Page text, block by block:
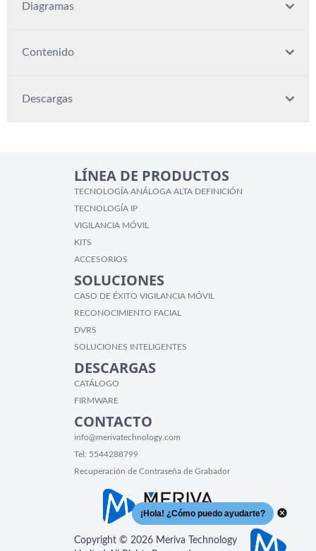
Diagramas
Contenido
Descargas
LÍNEA DE PRODUCTOS
TECNOLOGÍA ANÁLOGA ALTA DEFINICIÓN
TECNOLOGÍA IP
VIGILANCIA MÓVIL
KITS
ACCESORIOS
SOLUCIONES
CASO DE ÉXITO VIGILANCIA MÓVIL
RECONOCIMIENTO FACIAL
DVRS
SOLUCIONES INTELIGENTES
DESCARGAS
CATÁLOGO
FIRMWARE
CONTACTO
info@merivatechnology.com
Tel: 5544288799
Recuperación de Contraseña de Grabador
Copyright © 2026 Meriva Technology